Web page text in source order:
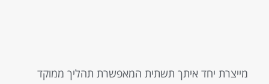
מייצרת יחד איתך תשתית המאפשרת תהליך ממוקד